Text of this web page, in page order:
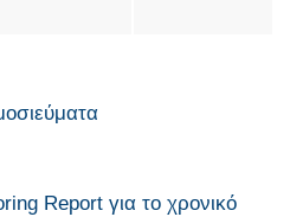
Report για τo χρονικό